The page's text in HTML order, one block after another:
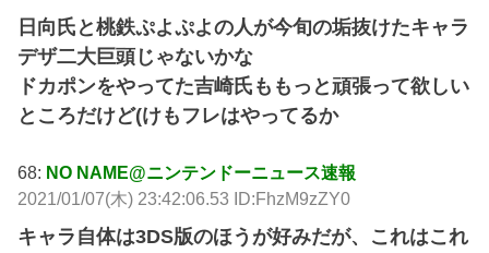
日向氏と桃鉄ぷよぷよの人が今旬の垢抜けたキャラ
デザ二大巨頭じゃないかな
ドカポンをやってた吉崎氏ももっと頑張って欲しい
ところだけど(けもフレはやってるか
68: NO NAME@ニンテンドーニュース速報
2021/01/07(木) 23:42:06.53 ID:FhzM9zZY0
キャラ自体は3DS版のほうが好みだが、これはこれ